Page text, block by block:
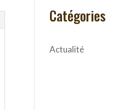
Catégories
Actualité